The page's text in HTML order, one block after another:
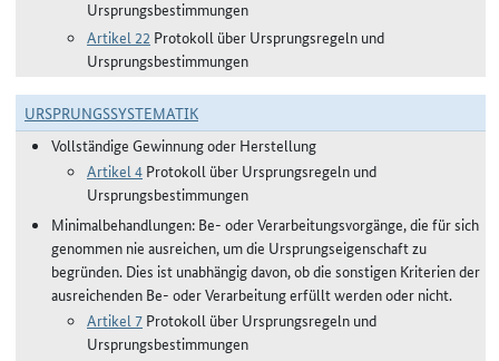
Ursprungsbestimmungen
Artikel 22 Protokoll über Ursprungsregeln und
Ursprungsbestimmungen
URSPRUNGSSYSTEMATIK
Vollständige Gewinnung oder Herstellung
Artikel 4 Protokoll über Ursprungsregeln und
Ursprungsbestimmungen
Minimalbehandlungen: Be- oder Verarbeitungsvorgänge, die für sich
genommen nie ausreichen, um die Ursprungseigenschaft zu
begründen. Dies ist unabhängig davon, ob die sonstigen Kriterien der
ausreichenden Be- oder Verarbeitung erfüllt werden oder nicht.
Artikel 7 Protokoll über Ursprungsregeln und
Ursprungsbestimmungen